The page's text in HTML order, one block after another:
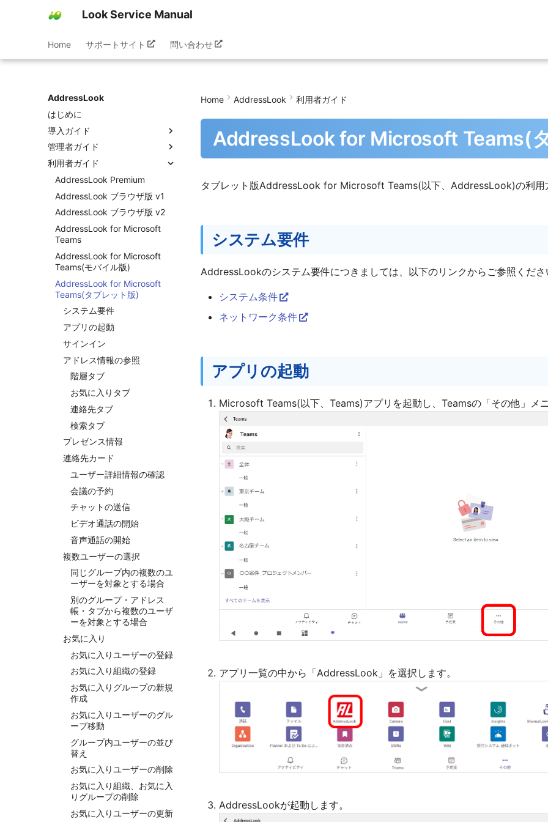
Look Service Manual
Home サポートサイト 問い合わせ
AddressLook
はじめに
導入ガイド
ファーストステップ
AddressLook (classic/v1)
AddressLook v2
AddressLook for Microsoft
Teams
管理者ガイド
AddressLook設定
Teamsアプリ設定
AddressLook Mobile設定
AddressLook 管理サイト設定
フェデレーション設定
利用者ガイド
AddressLook Premium
AddressLook ブラウザ版 v1
AddressLook ブラウザ版 v2
AddressLook for Microsoft
Teams
AddressLook for Microsoft
Teams(モバイル版)
AddressLook for Microsoft
Teams(タブレット版)
システム要件
アプリの起動
サインイン
アドレス情報の参照
階層タブ
お気に入りタブ
連絡先タブ
検索タブ
プレゼンス情報
連絡先カード
ユーザー詳細情報の確認
会議の予約
チャットの送信
ビデオ通話の開始
音声通話の開始
複数ユーザーの選択
同じグループ内の複数のユ
ーザーを対象とする場合
別のグループ・アドレス
帳・タブから複数のユーザ
ーを対象とする場合
お気に入り
お気に入りユーザーの登録
お気に入り組織の登録
お気に入りグループの新規
作成
お気に入りユーザーのグル
ープ移動
グループ内ユーザーの並び
替え
お気に入りユーザーの削除
お気に入り組織、お気に入
りグループの削除
お気に入りユーザーの更新
Home AddressLook 利用者ガイド
AddressLook for Microsoft Teams(
タブレット版AddressLook for Microsoft Teams(以下、AddressLook)の利⽤
システム要件
AddressLookのシステム要件につきましては、以下のリンクからご参照くださ
システム条件
ネットワーク条件
アプリの起動
Microsoft Teams(以下、Teams)アプリを起動し、Teamsの「その他」メ
アプリ一覧の中から「AddressLook」を選択します。
AddressLookが起動します。